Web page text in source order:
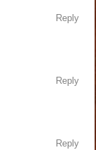
Reply
Reply
Reply